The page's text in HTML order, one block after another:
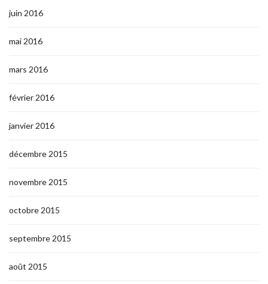
juin 2016
mai 2016
mars 2016
février 2016
janvier 2016
décembre 2015
novembre 2015
octobre 2015
septembre 2015
août 2015